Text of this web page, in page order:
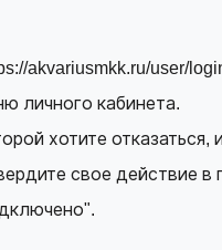
akvariusmkk.ru/user/
личного кабинета.
хотите отказаться,
свое действие в